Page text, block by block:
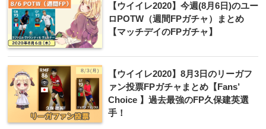
【ウイイレ2020】今週(8月6日)のユー
ロPOTW（週間FPガチャ）まとめ
【マッチデイのFPガチャ】
【ウイイレ2020】8月3日のリーガフ
ァン投票FPガチャまとめ【Fans’
Choice 】過去最強のFP久保建英選
手！